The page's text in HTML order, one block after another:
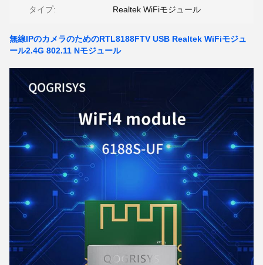
タイプ: Realtek WiFiモジュール
無線IPのカメラのためのRTL8188FTV USB Realtek WiFiモジュ
ール2.4G 802.11 Nモジュール